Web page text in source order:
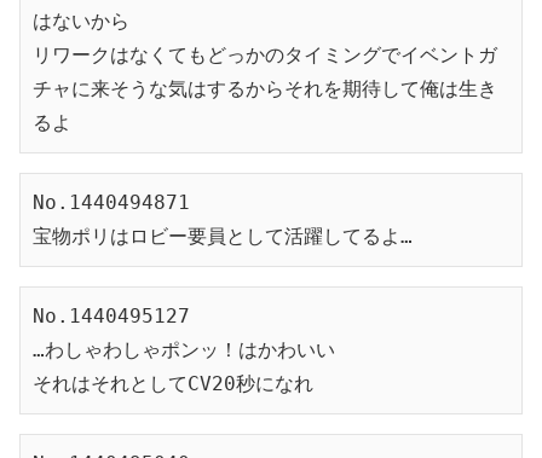
はないから
リワークはなくてもどっかのタイミングでイベントガ
チャに来そうな気はするからそれを期待して俺は生き
るよ
No.1440494871
宝物ポリはロビー要員として活躍してるよ…
No.1440495127
…わしゃわしゃポンッ！はかわいい
それはそれとしてCV20秒になれ